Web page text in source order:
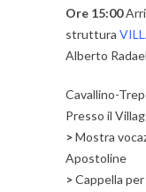
Ore 15:00
struttura
Alberto
Cavallino-
Presso il
>Mostra
Apostoline
>Cappella